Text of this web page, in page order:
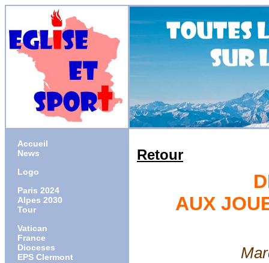
Accueil
News
Logo
Paris 2024
Alpes 2030
Tour
Vatican
France
Dioceses
EPS Clermont
Retour
AUX
Mardi 13